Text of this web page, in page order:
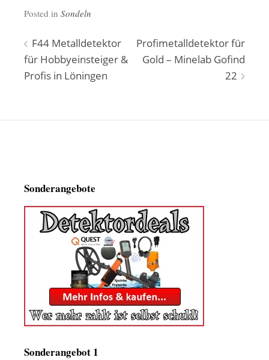
Posted in Sondeln
Beitragsnavigation
F44 Metalldetektor
für Hobbyeinsteiger &
Profis in Löningen
Profimetalldetektor für
Gold – Minelab Gofind
22
Sonderangebote
Sonderangebot 1